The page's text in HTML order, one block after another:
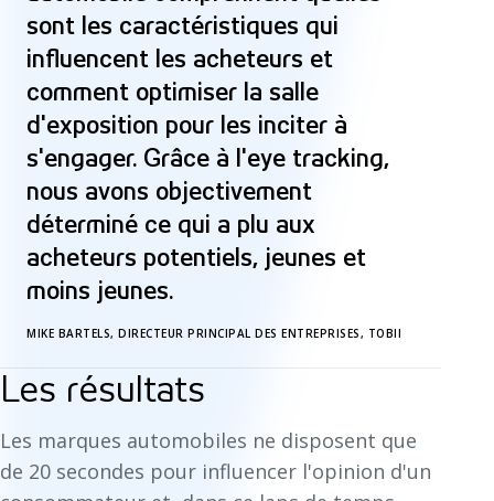
sont les caractéristiques qui
influencent les acheteurs et
comment optimiser la salle
d'exposition pour les inciter à
s'engager. Grâce à l'eye tracking,
nous avons objectivement
déterminé ce qui a plu aux
acheteurs potentiels, jeunes et
moins jeunes.
MIKE BARTELS, DIRECTEUR PRINCIPAL DES ENTREPRISES, TOBII
Les résultats
Les marques automobiles ne disposent que
de 20 secondes pour influencer l'opinion d'un